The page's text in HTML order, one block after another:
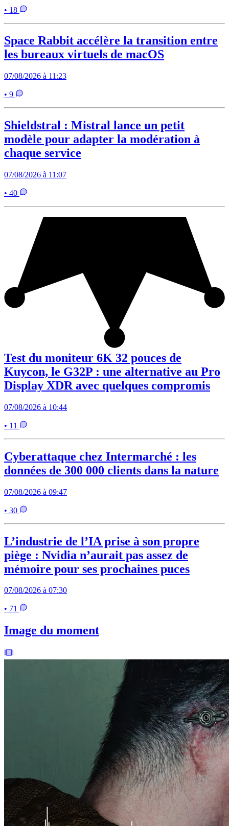
• 18
Space Rabbit accélère la transition entre
les bureaux virtuels de macOS
07/08/2026 à 11:23
• 9
Shieldstral : Mistral lance un petit
modèle pour adapter la modération à
chaque service
07/08/2026 à 11:07
• 40
Test du moniteur 6K 32 pouces de
Kuycon, le G32P : une alternative au Pro
Display XDR avec quelques compromis
07/08/2026 à 10:44
• 11
Cyberattaque chez Intermarché : les
données de 300 000 clients dans la nature
07/08/2026 à 09:47
• 30
L’industrie de l’IA prise à son propre
piège : Nvidia n’aurait pas assez de
mémoire pour ses prochaines puces
07/08/2026 à 07:30
• 71
Image du moment